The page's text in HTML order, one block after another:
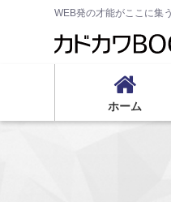
WEB発の才能がここに集
ホーム